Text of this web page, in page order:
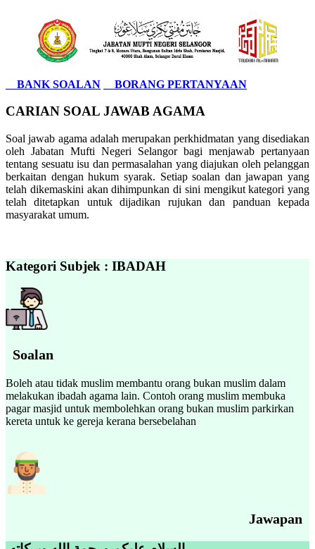
BANK SOALAN BORANG PERTANYAAN
CARIAN SOAL JAWAB AGAMA
Soal jawab agama adalah merupakan perkhidmatan yang disediakan
oleh Jabatan Mufti Negeri Selangor bagi menjawab pertanyaan
tentang sesuatu isu dan permasalahan yang diajukan oleh pelanggan
berkaitan dengan hukum syarak. Setiap soalan dan jawapan yang
telah dikemaskini akan dihimpunkan di sini mengikut kategori yang
telah ditetapkan untuk dijadikan rujukan dan panduan kepada
masyarakat umum.
Kategori Subjek : IBADAH
Soalan
Boleh atau tidak muslim membantu orang bukan muslim dalam
melakukan ibadah agama lain. Contoh orang muslim membuka
pagar masjid untuk membolehkan orang bukan muslim parkirkan
kereta untuk ke gereja kerana bersebelahan
Jawapan